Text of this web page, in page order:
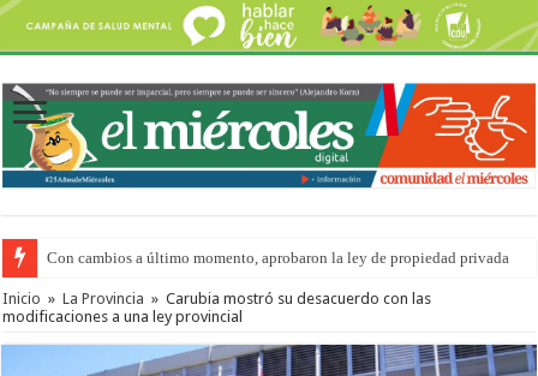
Con cambios a último momento, aprobaron la ley de propiedad privada
Adopción en Entre Ríos: el 35% de los 90 niños, niñas y adolescentes que
Inicio » La Provincia » Carubia mostró su desacuerdo con las
modificaciones a una ley provincial